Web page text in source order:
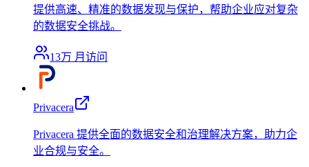
提供高速、精准的数据发现与保护，帮助企业应对复杂
的数据安全挑战。
13万 月访问
Privacera
Privacera 提供全面的数据安全和治理解决方案，助力企
业合规与安全。